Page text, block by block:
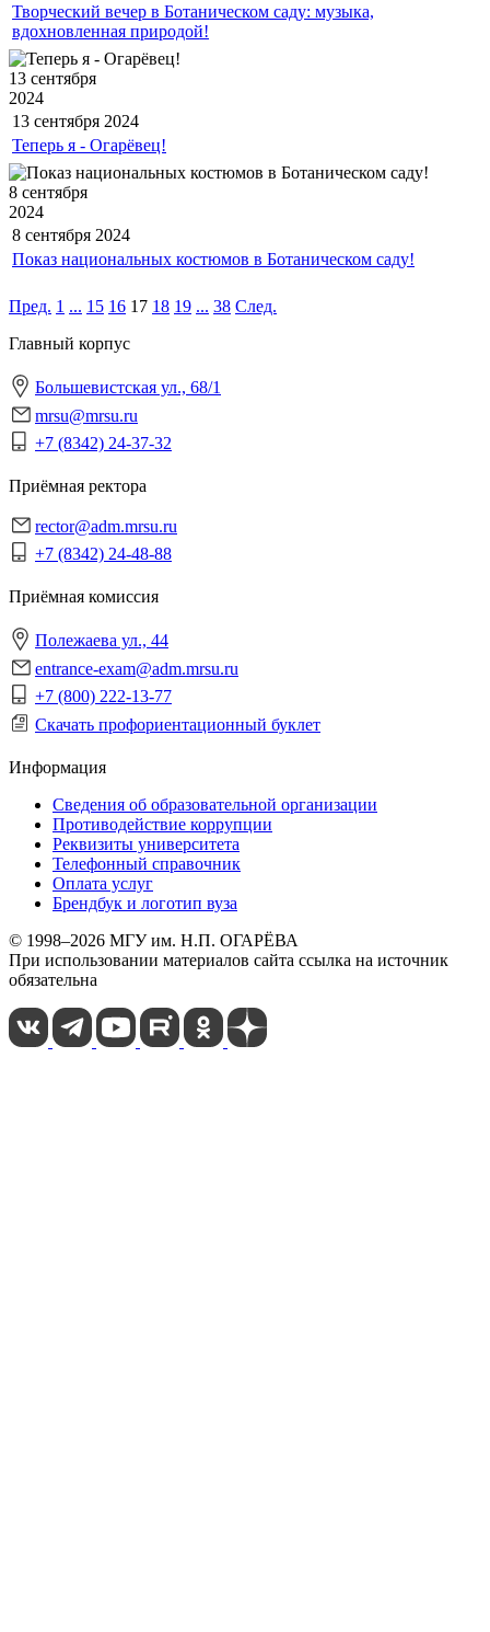
Творческий вечер в Ботаническом саду: музыка,
вдохновленная природой!
13 сентября
2024
13 сентября 2024
Теперь я - Огарёвец!
8 сентября
2024
8 сентября 2024
Показ национальных костюмов в Ботаническом саду!
Пред. 1 ... 15 16 17 18 19 ... 38 След.
Главный корпус
Большевистская ул., 68/1
mrsu@mrsu.ru
+7 (8342) 24-37-32
Приёмная ректора
rector@adm.mrsu.ru
+7 (8342) 24-48-88
Приёмная комиссия
Полежаева ул., 44
entrance-exam@adm.mrsu.ru
+7 (800) 222-13-77
Скачать профориентационный буклет
Информация
Сведения об образовательной организации
Противодействие коррупции
Реквизиты университета
Телефонный справочник
Оплата услуг
Брендбук и логотип вуза
© 1998–2026 МГУ им. Н.П. ОГАРЁВА
При использовании материалов сайта ссылка на источник
обязательна